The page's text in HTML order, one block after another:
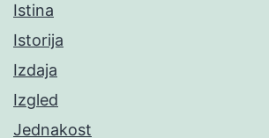
Istina
Istorija
Izdaja
Izgled
Jednakost